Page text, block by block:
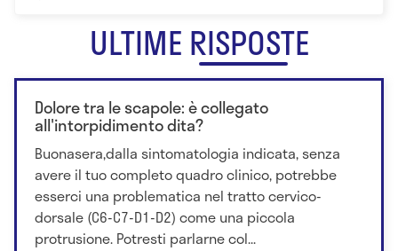
ULTIME RISPOSTE
Dolore tra le scapole: è collegato
all'intorpidimento dita?
Buonasera,dalla sintomatologia indicata, senza
avere il tuo completo quadro clinico, potrebbe
esserci una problematica nel tratto cervico-
dorsale (C6-C7-D1-D2) come una piccola
protrusione. Potresti parlarne col...